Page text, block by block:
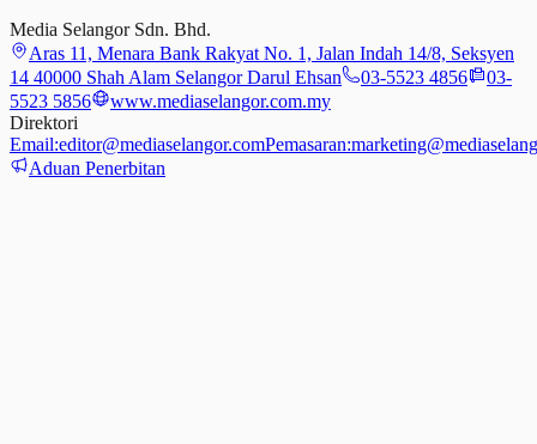
Media Selangor Sdn. Bhd.
Aras 11, Menara Bank Rakyat No. 1, Jalan Indah 14/8, Seksyen
14 40000 Shah Alam Selangor Darul Ehsan
03-5523 4856
03-
5523 5856
www.mediaselangor.com.my
Direktori
Email:editor@mediaselangor.comPemasaran:
Aduan Penerbitan